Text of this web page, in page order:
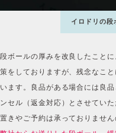
イロドリの段
ボールの厚みを改良したこと
をしておりますが、残念なこ
ます。良品がある場合には良
セル（返金対応）とさせてい
きやご予約は承っておりません